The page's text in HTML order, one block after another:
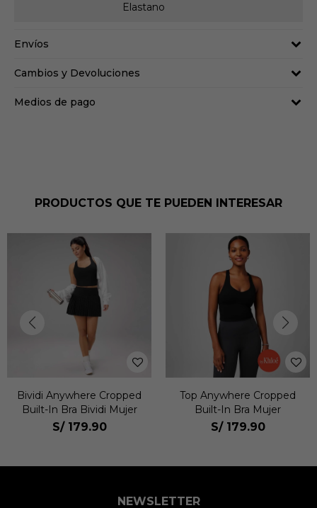
Envíos
Cambios y Devoluciones
Medios de pago
Elastano
PRODUCTOS QUE TE PUEDEN INTERESAR
Bividi Anywhere Cropped
Built-In Bra Bividi Mujer
S/ 179.90
Top Anywhere Cropped
Built-In Bra Mujer
S/ 179.90
NEWSLETTER